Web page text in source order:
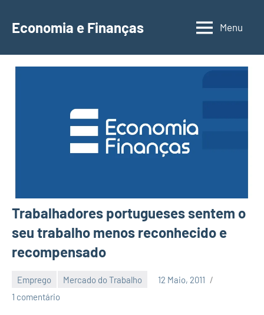
para
conteúdo
Economia e Finanças
Depósitos
Menu
Trabalhadores portugueses sentem o
seu trabalho menos reconhecido e
recompensado
Emprego Mercado do Trabalho
12 Maio, 2011
Economia
1 comentário